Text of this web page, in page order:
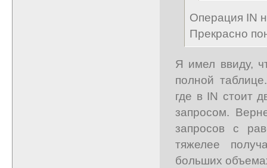
Операция IN
Прекрасно
Я имел ввиду,
полной
где в IN стоит
запросом.
запросов с
тяжелее
больших